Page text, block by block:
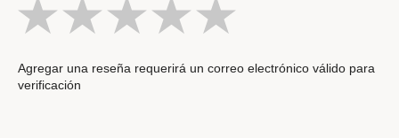
Agregar una reseña requerirá un correo electrónico válido para
verificación